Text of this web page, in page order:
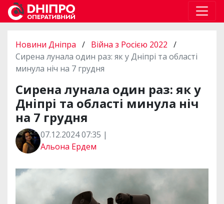
Новини Дніпра / Війна з Росією 2022 /
Сирена лунала один раз: як у Дніпрі та області
минула ніч на 7 грудня
Сирена лунала один раз: як у
Дніпрі та області минула ніч
на 7 грудня
07.12.2024 07:35 |
Альона Ердем